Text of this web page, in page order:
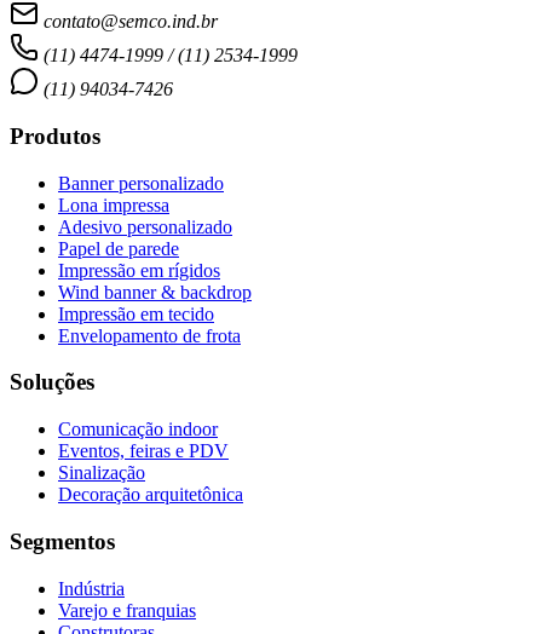
contato@semco.ind.br
(11) 4474-1999 / (11) 2534-1999
(11) 94034-7426
Produtos
Banner personalizado
Lona impressa
Adesivo personalizado
Papel de parede
Impressão em rígidos
Wind banner & backdrop
Impressão em tecido
Envelopamento de frota
Soluções
Comunicação indoor
Eventos, feiras e PDV
Sinalização
Decoração arquitetônica
Segmentos
Indústria
Varejo e franquias